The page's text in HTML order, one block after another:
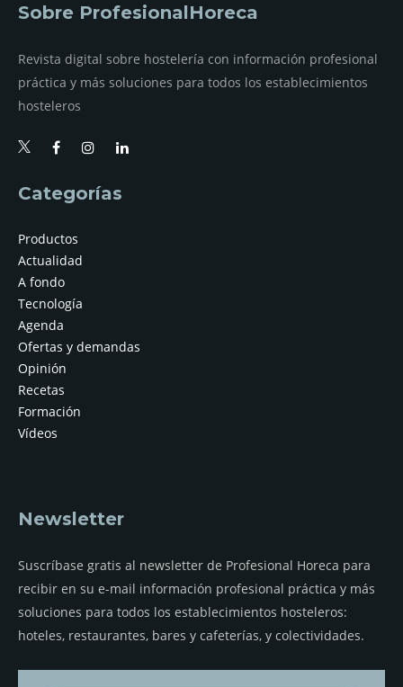
Sobre ProfesionalHoreca
Revista digital sobre hostelería con información profesional
práctica y más soluciones para todos los establecimientos
hosteleros
Categorías
Productos
Actualidad
A fondo
Tecnología
Agenda
Ofertas y demandas
Opinión
Recetas
Formación
Vídeos
Newsletter
Suscríbase gratis al newsletter de Profesional Horeca para
recibir en su e-mail información profesional práctica y más
soluciones para todos los establecimientos hosteleros:
hoteles, restaurantes, bares y cafeterías, y colectividades.